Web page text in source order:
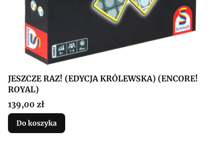
JESZCZE RAZ! (EDYCJA KRÓLEWSKA) (ENCORE!
ROYAL)
Cena
139,00 zł
Do koszyka